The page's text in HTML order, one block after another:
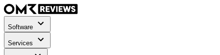
Software
Services